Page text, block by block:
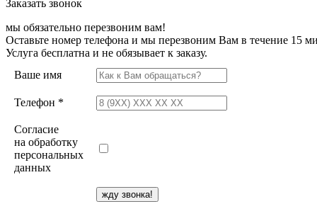
Заказать звонок
мы обязательно перезвоним вам!
Оставьте номер телефона и мы перезвоним Вам в течение 15
Услуга бесплатна и не обязывает к заказу.
Ваше имя
Телефон *
Согласие
на обработку
персональных
данных